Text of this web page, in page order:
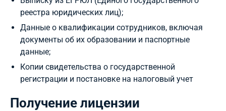
реестра юридических лиц);
Данные о квалификации сотрудников, включая
документы об их образовании и паспортные
данные;
Копии свидетельства о государственной
регистрации и постановке на налоговый учет
Получение лицензии